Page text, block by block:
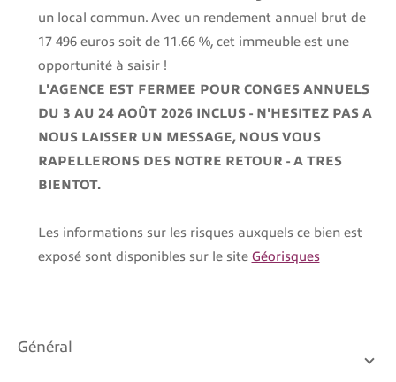
un local commun. Avec un rendement annuel brut de
17 496 euros soit de 11.66 %, cet immeuble est une
opportunité à saisir !
L'AGENCE EST FERMEE POUR CONGES ANNUELS
DU 3 AU 24 AOÛT 2026 INCLUS - N'HESITEZ PAS A
NOUS LAISSER UN MESSAGE, NOUS VOUS
RAPELLERONS DES NOTRE RETOUR - A TRES
BIENTOT.
Les informations sur les risques auxquels ce bien est
exposé sont disponibles sur le site Géorisques
général